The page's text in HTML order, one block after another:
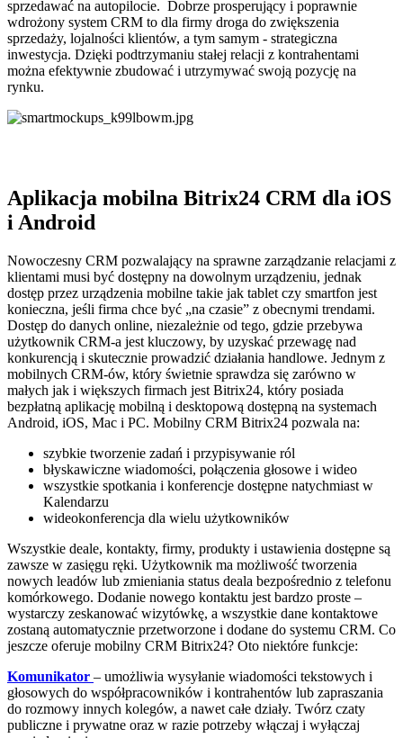
sprzedawać na autopilocie. Dobrze prosperujący i poprawnie
wdrożony system CRM to dla firmy droga do zwiększenia
sprzedaży, lojalności klientów, a tym samym - strategiczna
inwestycja. Dzięki podtrzymaniu stałej relacji z kontrahentami
można efektywnie zbudować i utrzymywać swoją pozycję na
rynku.
Aplikacja mobilna Bitrix24 CRM dla iOS
i Android
Nowoczesny CRM pozwalający na sprawne zarządzanie relacjami z
klientami musi być dostępny na dowolnym urządzeniu, jednak
dostęp przez urządzenia mobilne takie jak tablet czy smartfon jest
konieczna, jeśli firma chce być „na czasie” z obecnymi trendami.
Dostęp do danych online, niezależnie od tego, gdzie przebywa
użytkownik CRM-a jest kluczowy, by uzyskać przewagę nad
konkurencją i skutecznie prowadzić działania handlowe. Jednym z
mobilnych CRM-ów, który świetnie sprawdza się zarówno w
małych jak i większych firmach jest Bitrix24, który posiada
bezpłatną aplikację mobilną i desktopową dostępną na systemach
Android, iOS, Mac i PC. Mobilny CRM Bitrix24 pozwala na:
szybkie tworzenie zadań i przypisywanie ról
błyskawiczne wiadomości, połączenia głosowe i wideo
wszystkie spotkania i konferencje dostępne natychmiast w
Kalendarzu
wideokonferencja dla wielu użytkowników
Wszystkie deale, kontakty, firmy, produkty i ustawienia dostępne są
zawsze w zasięgu ręki. Użytkownik ma możliwość tworzenia
nowych leadów lub zmieniania status deala bezpośrednio z telefonu
komórkowego. Dodanie nowego kontaktu jest bardzo proste –
wystarczy zeskanować wizytówkę, a wszystkie dane kontaktowe
zostaną automatycznie przetworzone i dodane do systemu CRM. Co
jeszcze oferuje mobilny CRM Bitrix24? Oto niektóre funkcje:
Komunikator – umożliwia wysyłanie wiadomości tekstowych i
głosowych do współpracowników i kontrahentów lub zapraszania
do rozmowy innych kolegów, a nawet całe działy. Twórz czaty
publiczne i prywatne oraz w razie potrzeby włączaj i wyłączaj